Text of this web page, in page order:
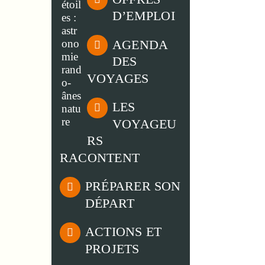
D’EMPLOI
AGENDA
DES
VOYAGES
LES
VOYAGEU
RS
RACONTENT
PRÉPARER SON
DÉPART
ACTIONS ET
PROJETS